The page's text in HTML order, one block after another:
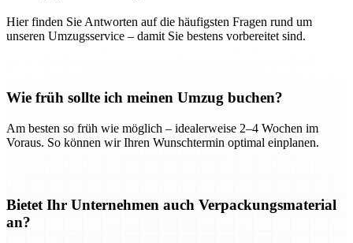
Hier finden Sie Antworten auf die häufigsten Fragen rund um
unseren Umzugsservice – damit Sie bestens vorbereitet sind.
Wie früh sollte ich meinen Umzug buchen?
Am besten so früh wie möglich – idealerweise 2–4 Wochen im
Voraus. So können wir Ihren Wunschtermin optimal einplanen.
Bietet Ihr Unternehmen auch Verpackungsmaterial
an?